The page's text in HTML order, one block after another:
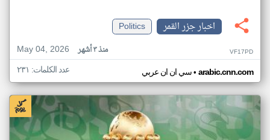
اخبار جزر القمر
Politics
May 04, 2026
منذ ٣ أشهر VF17PD
سي ان ان عربي• arabic.cnn.com عدد الكلمات: ٢٣١